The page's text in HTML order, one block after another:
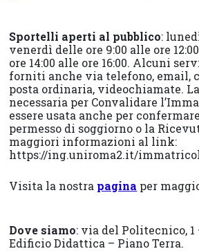
Sportelli aperti al pubblico:
venerdì delle ore 9:00 alle ore
ore 14:00 alle ore 16:00. Alcuni
forniti anche via telefono, email,
posta ordinaria, videochiamate.
necessaria per Convalidare
essere usata anche per
permesso di soggiorno o la
maggiori informazioni al link:
https://ing.uniroma2.it/
Visita la nostra pagina per
Dove siamo: via del Politecnico, 1
Edificio Didattica – Piano Terra.